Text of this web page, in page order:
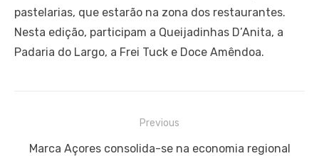
pastelarias, que estarão na zona dos restaurantes.
Nesta edição, participam a Queijadinhas D’Anita, a
Padaria do Largo, a Frei Tuck e Doce Amêndoa.
de
Previous
Previous
Marca Açores consolida-se na economia regional